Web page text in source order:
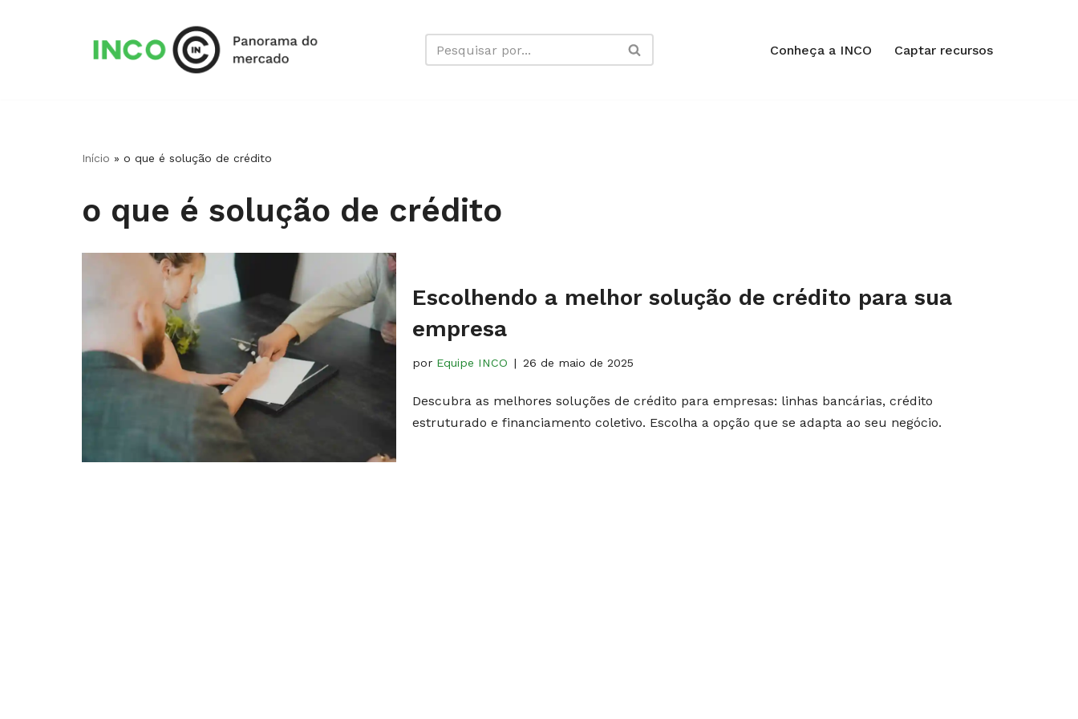
Conheça a INCO Captar recursos
Início » o que é solução de crédito
o que é solução de crédito
Escolhendo a melhor solução de crédito para sua
empresa
por Equipe INCO 26 de maio de 2025
Descubra as melhores soluções de crédito para empresas: linhas bancárias, crédito
estruturado e financiamento coletivo. Escolha a opção que se adapta ao seu negócio.